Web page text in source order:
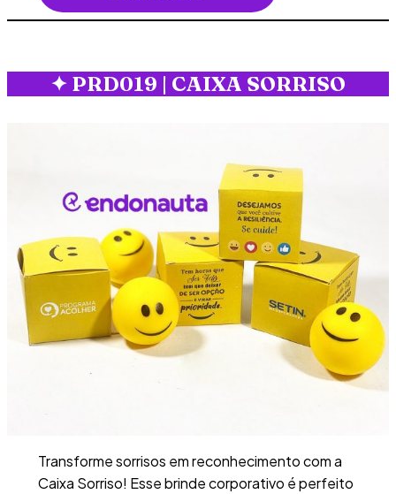
✦ PRD019 | CAIXA SORRISO
Transforme sorrisos em reconhecimento com a
Caixa Sorriso! Esse brinde corporativo é perfeito